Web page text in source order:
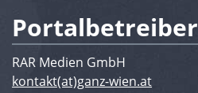
Portalbetreiber
RAR Medien GmbH
kontakt(at)ganz-wien.at